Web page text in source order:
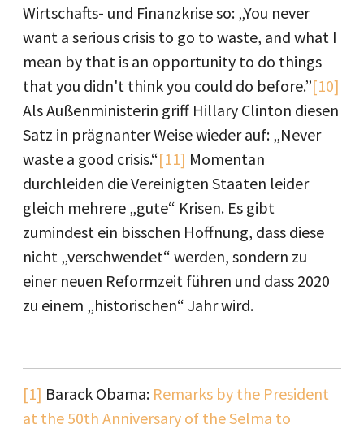
Wirtschafts- und Finanzkrise so: „You never
want a serious crisis to go to waste, and what I
mean by that is an opportunity to do things
that you didn't think you could do before.”[10]
Als Außenministerin griff Hillary Clinton diesen
Satz in prägnanter Weise wieder auf: „Never
waste a good crisis.“[11] Momentan
durchleiden die Vereinigten Staaten leider
gleich mehrere „gute“ Krisen. Es gibt
zumindest ein bisschen Hoffnung, dass diese
nicht „verschwendet“ werden, sondern zu
einer neuen Reformzeit führen und dass 2020
zu einem „historischen“ Jahr wird.
[1] Barack Obama: Remarks by the President
at the 50th Anniversary of the Selma to